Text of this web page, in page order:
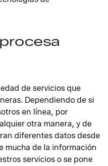
de servicios que
Dependiendo de si
en línea, por
otra manera, y de
diferentes datos desde
mucha de la información
servicios o se pone